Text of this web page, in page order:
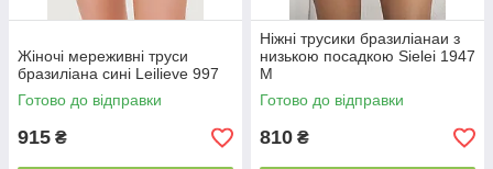
Жіночі мереживні труси
бразиліана сині Leilieve 997
Готово до відправки
915 ₴
Ніжні трусики бразиліанаи з
низькою посадкою Sielei 1947
M
Готово до відправки
810 ₴